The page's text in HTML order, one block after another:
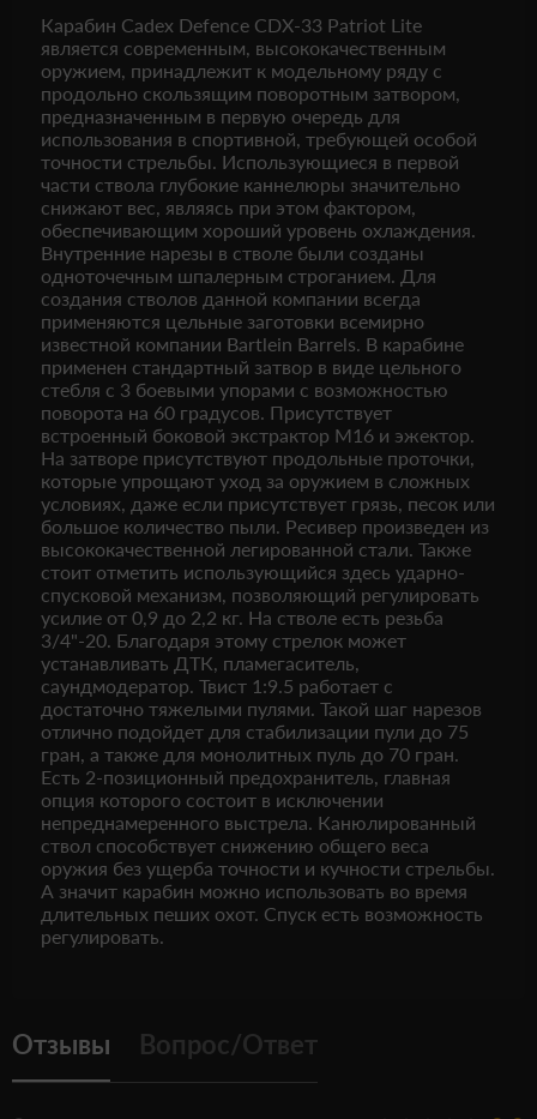
Карабин Cadex Defence CDX-33 Patriot Lite
является современным, высококачественным
оружием, принадлежит к модельному ряду с
продольно скользящим поворотным затвором,
предназначенным в первую очередь для
использования в спортивной, требующей особой
точности стрельбы. Использующиеся в первой
части ствола глубокие каннелюры значительно
снижают вес, являясь при этом фактором,
обеспечивающим хороший уровень охлаждения.
Внутренние нарезы в стволе были созданы
одноточечным шпалерным строганием. Для
создания стволов данной компании всегда
применяются цельные заготовки всемирно
известной компании Bartlein Barrels. В карабине
применен стандартный затвор в виде цельного
стебля с 3 боевыми упорами с возможностью
поворота на 60 градусов. Присутствует
встроенный боковой экстрактор М16 и эжектор.
На затворе присутствуют продольные проточки,
которые упрощают уход за оружием в сложных
условиях, даже если присутствует грязь, песок или
большое количество пыли. Ресивер произведен из
высококачественной легированной стали. Также
стоит отметить использующийся здесь ударно-
спусковой механизм, позволяющий регулировать
усилие от 0,9 до 2,2 кг. На стволе есть резьба
3/4"-20. Благодаря этому стрелок может
устанавливать ДТК, пламегаситель,
саундмодератор. Твист 1:9.5 работает с
достаточно тяжелыми пулями. Такой шаг нарезов
отлично подойдет для стабилизации пули до 75
гран, а также для монолитных пуль до 70 гран.
Есть 2-позиционный предохранитель, главная
опция которого состоит в исключении
непреднамеренного выстрела. Канюлированный
ствол способствует снижению общего веса
оружия без ущерба точности и кучности стрельбы.
А значит карабин можно использовать во время
длительных пеших охот. Спуск есть возможность
регулировать.
Отзывы Вопрос/Ответ